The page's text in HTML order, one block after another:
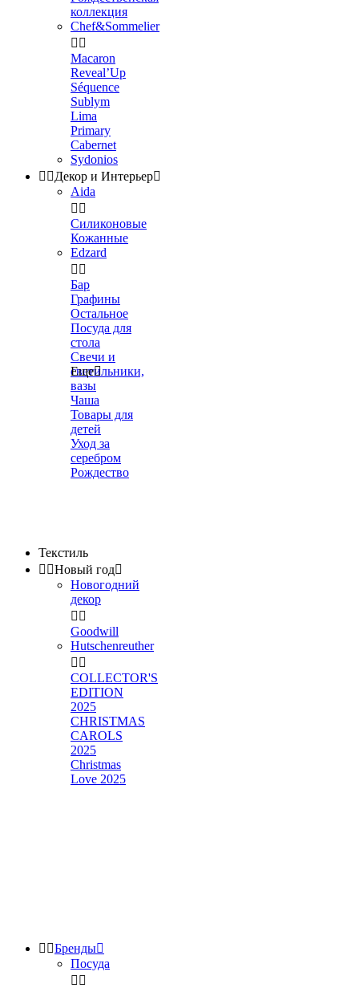
коллекция
Chef&Sommelier
 
Macaron
Reveal’Up
Séquence
Sublym
Lima
Primary
Cabernet
Sydonios
 Декор и Интерьер
Aida
 
Силиконовые
Кожанные
Edzard
 
Бар
Графины
Остальное
Посуда для
стола
Свечи и
светильники,
вазы
Чаша
Товары для
детей
Уход за
серебром
Рождество
Еще
Текстиль
 Новый год
Новогодний
декор
 
Goodwill
Hutschenreuther
 
COLLECTOR'S
EDITION
2025
CHRISTMAS
CAROLS
2025
Christmas
Love 2025
 Бренды
Посуда
 